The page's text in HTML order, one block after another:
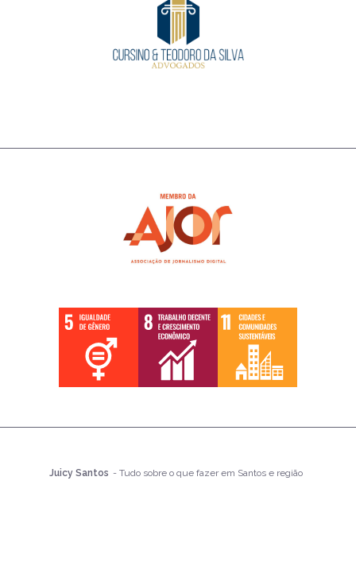
Juicy Santos - Tudo sobre o que fazer em Santos e região